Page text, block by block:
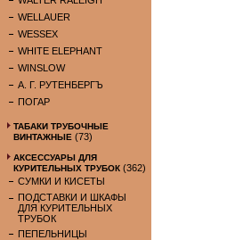
WELLAUER
WESSEX
WHITE ELEPHANT
WINSLOW
А. Г. РУТЕНБЕРГЪ
ПОГАР
ТАБАКИ ТРУБОЧНЫЕ
ВИНТАЖНЫЕ (73)
АКСЕССУАРЫ ДЛЯ
КУРИТЕЛЬНЫХ ТРУБОК (362)
СУМКИ И КИСЕТЫ
ПОДСТАВКИ И ШКАФЫ
ДЛЯ КУРИТЕЛЬНЫХ
ТРУБОК
ПЕПЕЛЬНИЦЫ